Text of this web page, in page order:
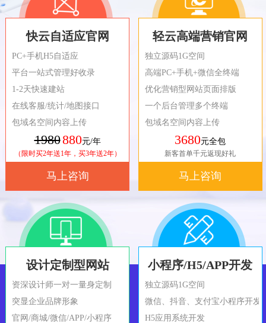
快云自适应官网
PC+手机H5自适应
平台一站式管理好收录
1-2天快速建站
在线客服/统计/地图接口
包域名空间内容上传
1980880元/年
（限时买2年送1年，买3年送2年）
马上咨询
轻云高端营销官网
独立源码1G空间
高端PC+手机+微信全终端
优化营销型网站页面排版
一个后台管理多个终端
包域名空间内容上传
3680元全包
新客首单千元返现好礼
马上咨询
设计定制型网站
资深设计师一对一量身定制
突显企业品牌形象
官网/商城/微信/APP/小程序
小程序/H5/APP开发
独立源码1G空间
微信、抖音、支付宝小程序开发
H5应用系统开发